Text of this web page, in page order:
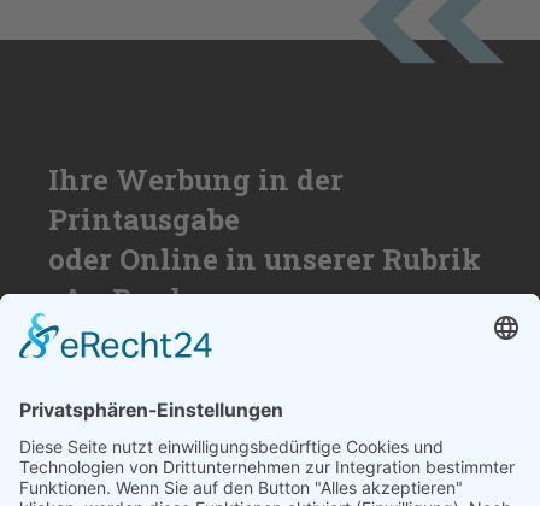
Ihre Werbung in der
Printausgabe
oder Online in unserer Rubrik
»An Bord«
Nutzen Sie die Reichweite von über
50.000 Haushalten für Ihren Erfolg. Wir
beraten Sie gerne und erstellen ihnen ein
individuelles Angebot.